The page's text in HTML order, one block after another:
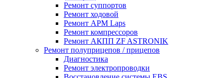
Ремонт суппортов
Ремонт ходовой
Ремонт APM Laps
Ремонт компрессоров
Ремонт АКПП ZF ASTRONIK
Ремонт полуприцепов / прицепов
Диагностика
Ремонт электропроводки